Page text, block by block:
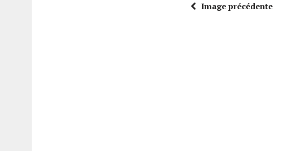
Image précédente